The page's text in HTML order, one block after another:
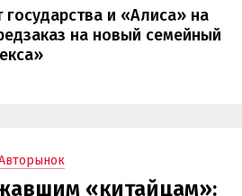
и «Алиса» на
на новый семейный
«китайцам»: